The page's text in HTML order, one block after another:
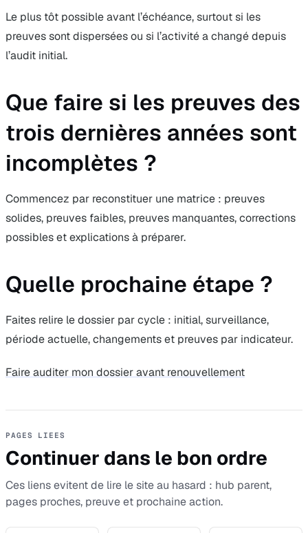
Le plus tôt possible avant l’échéance, surtout si les
preuves sont dispersées ou si l’activité a changé depuis
l’audit initial.
Que faire si les preuves des
trois dernières années sont
incomplètes ?
Commencez par reconstituer une matrice : preuves
solides, preuves faibles, preuves manquantes, corrections
possibles et explications à préparer.
Quelle prochaine étape ?
Faites relire le dossier par cycle : initial, surveillance,
période actuelle, changements et preuves par indicateur.
Faire auditer mon dossier avant renouvellement
PAGES LIEES
Continuer dans le bon ordre
Ces liens evitent de lire le site au hasard : hub parent,
pages proches, preuve et prochaine action.